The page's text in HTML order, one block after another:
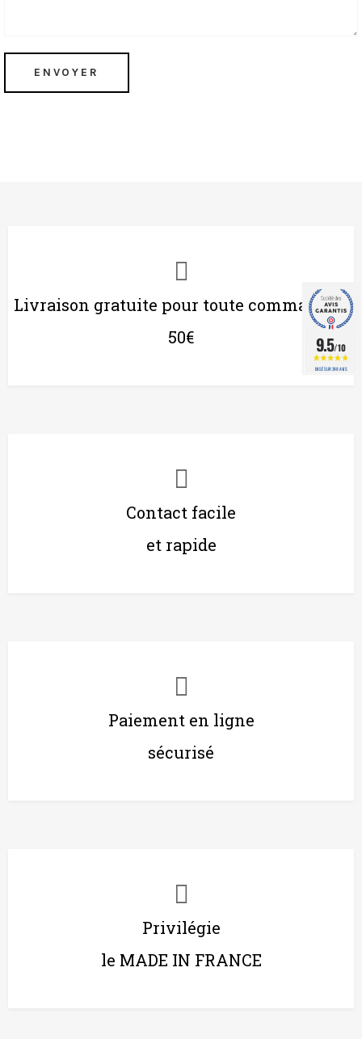
ENVOYER
Livraison gratuite pour toute commande >
50€
Contact facile
et rapide
Paiement en ligne
sécurisé
Privilégie
le MADE IN FRANCE
9.5/10
BASÉ SUR 348 AVIS